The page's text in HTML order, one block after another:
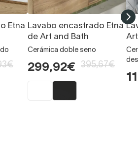
Etna Lavabo encastrado Etna
de Art and Bath
Cerámica doble seno
299,92€ 395,67€